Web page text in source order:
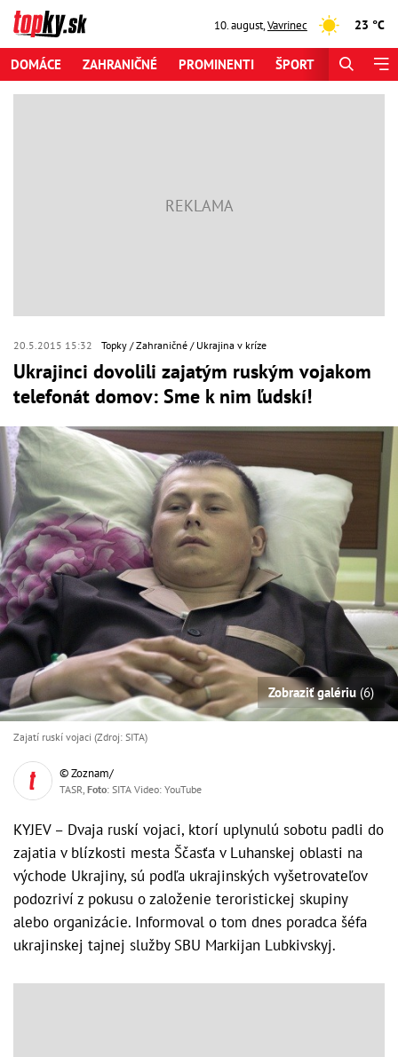
10. august,Vavrinec 23 °C
DOMÁCE ZAHRANIČNÉ PROMINENTI ŠPORT
20.5.2015 15:32 Topky Zahraničné Ukrajina v kríze
Ukrajinci dovolili zajatým ruským vojakom
telefonát domov: Sme k nim ľudskí!
Zobraziť galériu (6)
Zajatí ruskí vojaci (Zdroj: SITA)
© Zoznam/
TASR, Foto: SITA Video: YouTube
KYJEV – Dvaja ruskí vojaci, ktorí uplynulú sobotu padli do
zajatia v blízkosti mesta Ščasťa v Luhanskej oblasti na
východe Ukrajiny, sú podľa ukrajinských vyšetrovateľov
podozriví z pokusu o založenie teroristickej skupiny
alebo organizácie. Informoval o tom dnes poradca šéfa
ukrajinskej tajnej služby SBU Markijan Lubkivskyj.